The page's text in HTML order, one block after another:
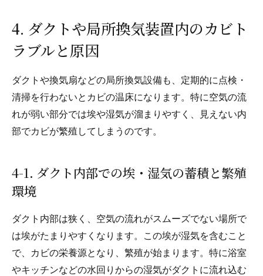
4. ダクトや局所換気装置内のカビト
ラブルと原因
ダクトや換気扇などの局所換気設備も、定期的に点検・
清掃を行わないとカビの温床になります。特に空気の流
れが弱い部分では埃や湿気が溜まりやすく、見えない内
部でカビが繁殖してしまうのです。
4-1. ダクト内部での埃・湿気の蓄積と繁殖
環境
ダクト内部は狭く、空気の流れがスムーズでない場所で
は埃がたまりやすくなります。この埃が湿気を含むこと
で、カビの栄養源となり、繁殖が始まります。特に浴室
やキッチンなどの水回りからの湿気がダクトに流れ込む